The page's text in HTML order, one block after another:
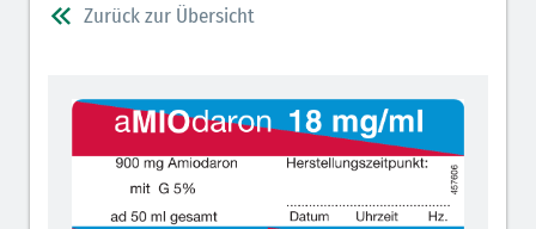
Muskelrelaxans Antagonisten (rot schraffiert): DIVI
Opiate/Opioide (hellblau)
Lokalanästhetika (grau)
Vasopressoren (hellviolett)
Zurück zur Übersicht